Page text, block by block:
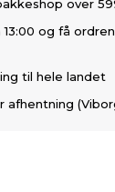
over
og få
til hele landet
afhentning